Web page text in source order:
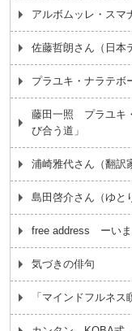
アルボムッレ・スマ
佐藤哲朗さん（日本
プラユキ・ナラテボ
藤田一照 プラユキ
び合う道」
浦崎雅代さん（翻訳
島田啓介さん（ゆと
free address ーいま
気づきの俳句
「マインドフルネ